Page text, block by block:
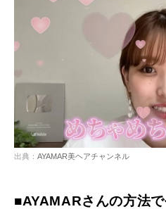
出典： AYAMAR美ヘアチャンネル
■AYAMARさんの方法